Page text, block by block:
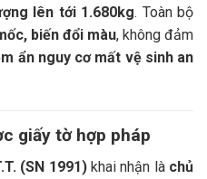
lên tới 1.680kg. Toàn bộ
biến đổi màu, không đảm
ẩn nguy cơ mất vệ sinh an
giấy tờ hợp pháp
(SN 1991)khai nhận là chủ